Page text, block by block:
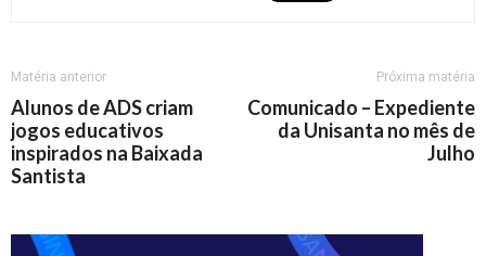
Matéria anterior
Alunos de ADS criam
jogos educativos
inspirados na Baixada
Santista
Próxima matéria
Comunicado – Expediente
da Unisanta no mês de
Julho